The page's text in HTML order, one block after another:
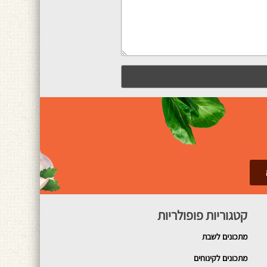
קטגוריות פופולריות
מתכונים לשבת
מתכונים לקינוחים